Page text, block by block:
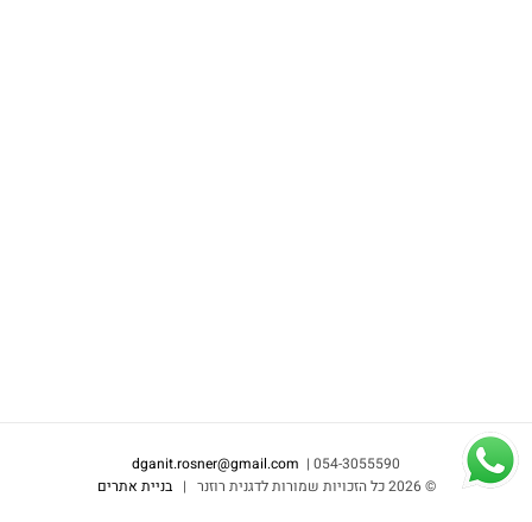
054-3055590 |
dganit.rosner@gmail.com
©2026 כל הזכויות שמורות לדגנית רוזנר | בניית אתרים